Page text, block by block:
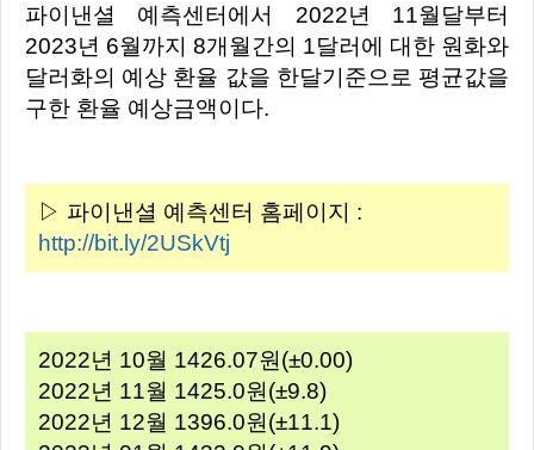
파이낸셜 예측센터에서 2022년 11월달부터
2023년 6월까지 8개월간의 1달러에 대한 원화와
달러화의 예상 환율 값을 한달기준으로 평균값을
구한 환율 예상금액이다.
▷ 파이낸셜 예측센터 홈페이지 :
http://bit.ly/2USkVtj
2022년 10월 1426.07원(±0.00)
2022년 11월 1425.0원(±9.8)
2022년 12월 1396.0원(±11.1)